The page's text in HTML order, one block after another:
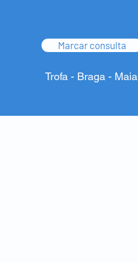
Marcar consulta
Trofa - Braga - Maia